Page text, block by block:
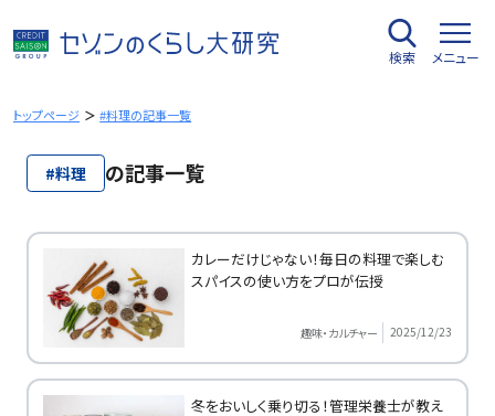
容
を
キ
検索 メニュー
トップページ #料理の記事一覧
#料理 の記事一覧
カレーだけじゃない！毎日の料理で楽しむ
スパイスの使い方をプロが伝授
趣味・カルチャー 2025/12/23
冬をおいしく乗り切る！管理栄養士が教え